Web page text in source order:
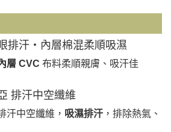
排汗・內層棉混柔順吸濕
層 CVC 布料柔順親膚、吸汗佳
排汗中空纖維
汗中空纖維， 吸濕排汗 ，排除熱氣、